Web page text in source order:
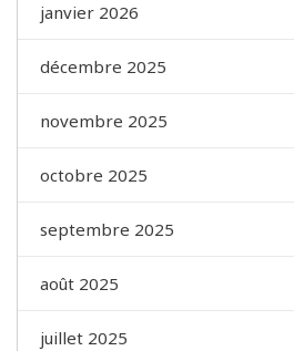
janvier 2026
décembre 2025
novembre 2025
octobre 2025
septembre 2025
août 2025
juillet 2025